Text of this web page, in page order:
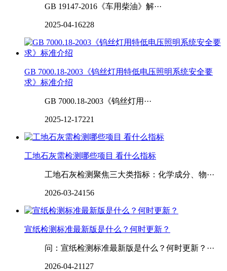
GB 19147-2016《车用柴油》解···
2025-04-16228
GB 7000.18-2003《钨丝灯用特低电压照明系统安全要
求》标准介绍
GB 7000.18-2003《钨丝灯用···
2025-12-17221
工地石灰需检测哪些项目 看什么指标
工地石灰检测聚焦三大类指标：化学成分、物···
2026-03-24156
宣纸检测标准最新版是什么？何时更新？
问：宣纸检测标准最新版是什么？何时更新？···
2026-04-21127